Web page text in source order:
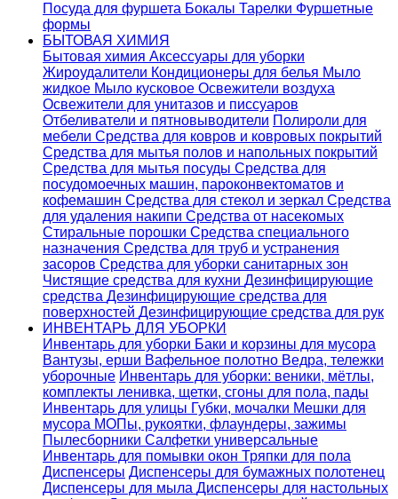
Посуда для фуршета Бокалы Тарелки Фуршетные
формы
БЫТОВАЯ ХИМИЯ
Бытовая химия Аксессуары для уборки
Жироудалители Кондиционеры для белья Мыло
жидкое Мыло кусковое Освежители воздуха
Освежители для унитазов и писсуаров
Отбеливатели и пятновыводители Полироли для
мебели Средства для ковров и ковровых покрытий
Средства для мытья полов и напольных покрытий
Средства для мытья посуды Средства для
посудомоечных машин, пароконвектоматов и
кофемашин Средства для стекол и зеркал Средства
для удаления накипи Средства от насекомых
Стиральные порошки Cредства специального
назначения Средства для труб и устранения
засоров Средства для уборки санитарных зон
Чистящие средства для кухни Дезинфицирующие
средства Дезинфицирующие средства для
поверхностей Дезинфицирующие средства для рук
ИНВЕНТАРЬ ДЛЯ УБОРКИ
Инвентарь для уборки Баки и корзины для мусора
Вантузы, ерши Вафельное полотно Ведра, тележки
уборочные Инвентарь для уборки: веники, мётлы,
комплекты ленивка, щетки, сгоны для пола, пады
Инвентарь для улицы Губки, мочалки Мешки для
мусора МОПы, рукоятки, флаундеры, зажимы
Пылесборники Салфетки универсальные
Инвентарь для помывки окон Тряпки для пола
Диспенсеры Диспенсеры для бумажных полотенец
Диспенсеры для мыла Диспенсеры для настольных